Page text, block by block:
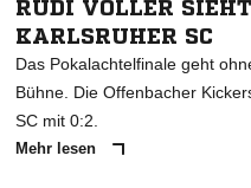
RUDI VÖLLER
KARLSRUHER SC
Das Pokalachtelfinale geht
Bühne. Die Offenbacher
SC mit 0:2.
Mehr lesen